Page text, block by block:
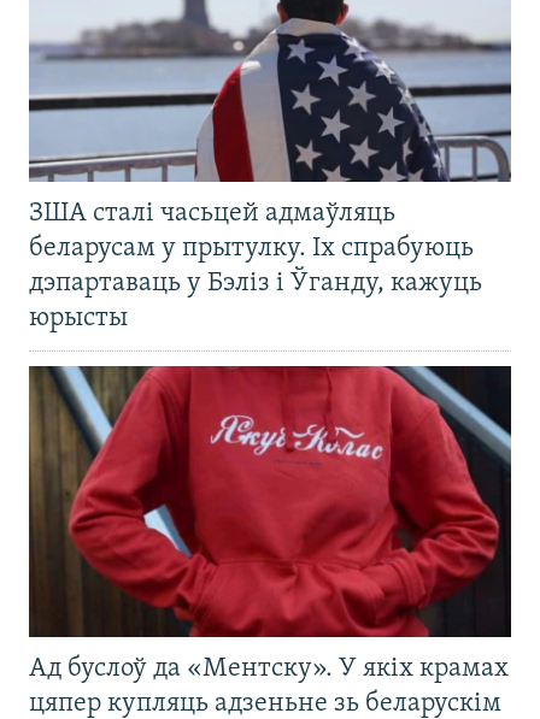
ЗША сталі часьцей адмаўляць
беларусам у прытулку. Іх спрабуюць
дэпартаваць у Бэліз і Ўганду, кажуць
юрысты
Ад буслоў да «Ментску». У якіх крамах
цяпер купляць адзеньне зь беларускім